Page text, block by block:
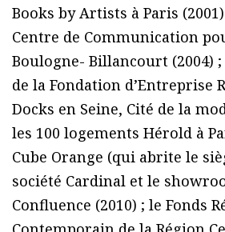
Books by Artists à Paris
Centre de Communication
Boulogne- Billancourt (2004)
de la Fondation d’Entreprise
Docks en Seine, Cité de la
les 100 logements Hérold à
Cube Orange (qui abrite le
société Cardinal et le
Confluence (2010) ; le Fonds